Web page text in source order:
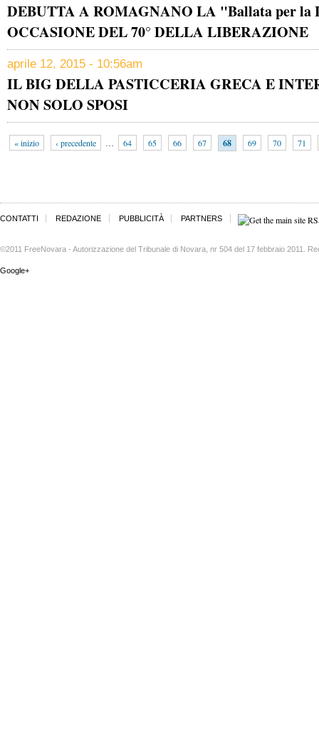
DEBUTTA A ROMAGNANO LA "Ballata per
OCCASIONE DEL 70° DELLA LIBERAZIONE
aprile 12, 2015 - 10:56am
IL BIG DELLA PASTICCERIA GRECA E
NON SOLO SPOSI
« inizio ‹ precedente … 64 65 66 67 68 69 70 71
CONTATTI REDAZIONE PUBBLICITÀ PARTNERS
©2011 FreeNovara - Autorizzazione del Tribunale di Novara, nr 504 del 17 febbraio 2011.
Google+